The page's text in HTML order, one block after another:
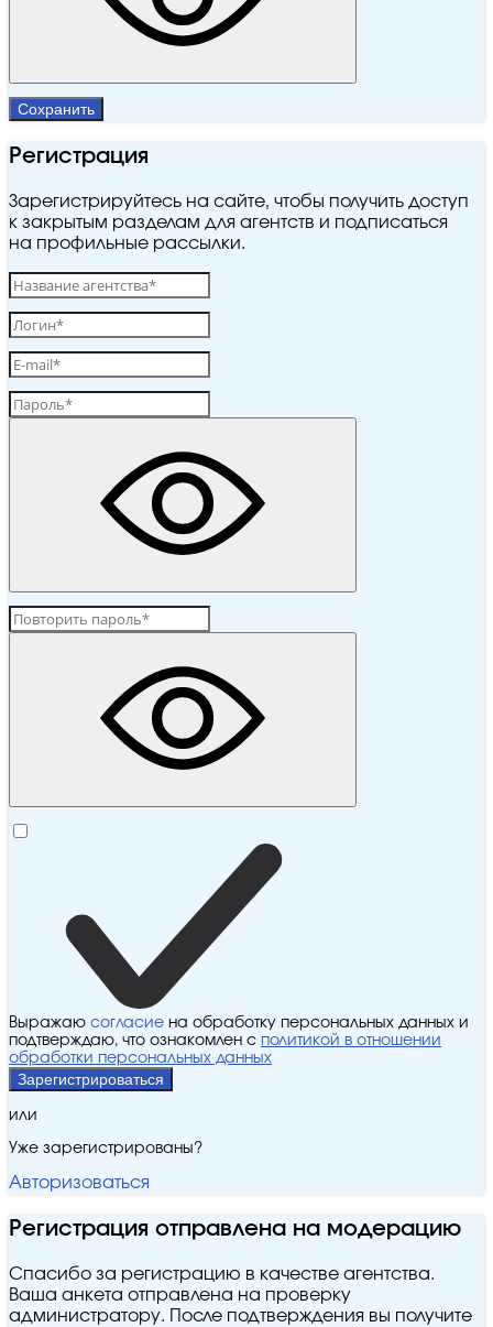
Сохранить
Регистрация
Зарегистрируйтесь на сайте, чтобы получить доступ
к закрытым разделам для агентств и подписаться
на профильные рассылки.
Выражаю согласие на обработку персональных данных и
подтверждаю, что ознакомлен с политикой в отношении
обработки персональных данных
Зарегистрироваться
или
Уже зарегистрированы?
Авторизоваться
Регистрация отправлена на модерацию
Спасибо за регистрацию в качестве агентства.
Ваша анкета отправлена на проверку
администратору. После подтверждения вы получите